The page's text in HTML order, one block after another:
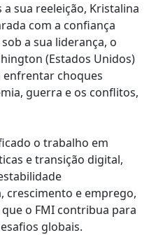
sua reeleição, Kristalina
com a confiança
a sua liderança, o
(Estados Unidos)
enfrentar choques
guerra e os conflitos,
o trabalho em
e transição digital,
crescimento e emprego,
o FMI contribua para
globais.